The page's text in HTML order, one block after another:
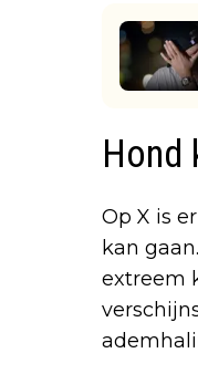
Hond
Op X is
kan
extreem